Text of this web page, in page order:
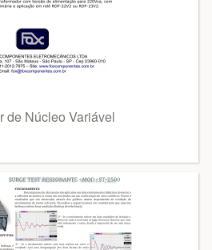
de Núcleo Variável